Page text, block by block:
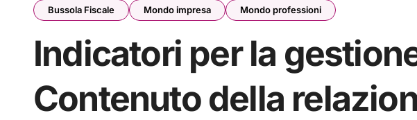
Bussola Fiscale Mondo impresa Mondo professioni
Indicatori per la
Contenuto della